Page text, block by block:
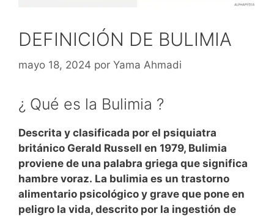
DEFINICIÓN DE BULIMIA
mayo 18, 2024 por Yama Ahmadi
¿ Qué es la Bulimia ?
Descrita y clasificada por el psiquiatra
británico Gerald Russell en 1979, Bulimia
proviene de una palabra griega que significa
hambre voraz. La bulimia es un trastorno
alimentario psicológico y grave que pone en
peligro la vida, descrito por la ingestión de